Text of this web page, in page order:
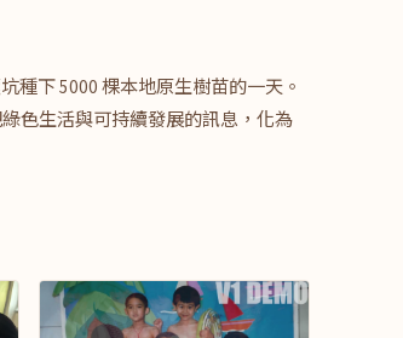
種下 5000 棵本地原生樹苗的一天。
色生活與可持續發展的訊息，化為